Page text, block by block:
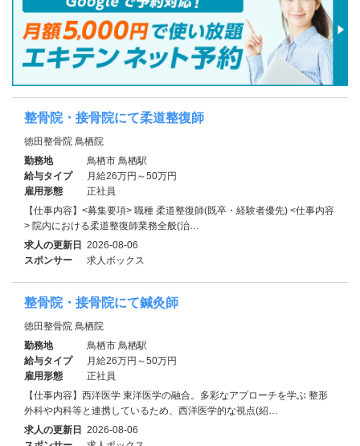
整骨院・接骨院にて柔道整復師
徳田整骨院 鳥栖院
勤務地
鳥栖市 鳥栖駅
給与タイプ
月給26万円～50万円
雇用形態
正社員
【仕事内容】<募集要項> 職種 柔道整復師(既卒・経験者優先) <仕事内容
> 院内における柔道整復師業務全般(治…
求人の更新日 2026-08-06
スポンサー
求人ボックス
整骨院・接骨院にて鍼灸師
徳田整骨院 鳥栖院
勤務地
鳥栖市 鳥栖駅
給与タイプ
月給26万円～50万円
雇用形態
正社員
【仕事内容】西洋医学 東洋医学の融合。多彩なアプローチを学ぶ 整形
外科や内科等と連携しているため、西洋医学的な視点(紹…
求人の更新日 2026-08-06